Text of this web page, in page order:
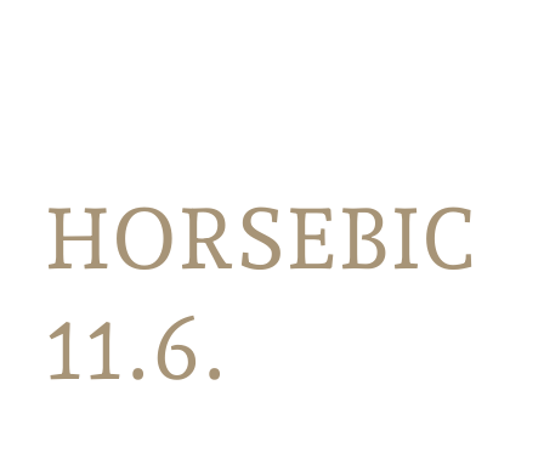
HORSEBIC
11.6.